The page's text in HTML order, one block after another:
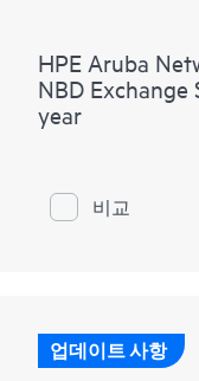
HPE Aruba
NBD Exchange
year
비교
업데이트 사항